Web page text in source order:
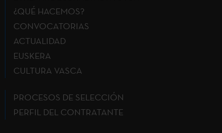
¿QUÉ HACEMOS?
CONVOCATORIAS
ACTUALIDAD
EUSKERA
CULTURA VASCA
PROCESOS DE SELECCIÓN
PERFIL DEL CONTRATANTE